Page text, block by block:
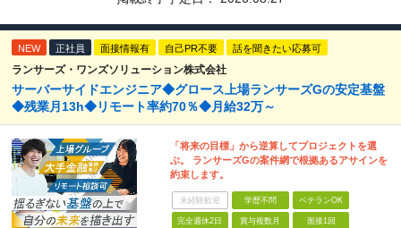
NEW 正社員 面接情報有 自己PR不要 話を聞きたい応募可
ランサーズ・ワンズソリューション株式会社
サーバーサイドエンジニア◆グロース上場ランサーズGの安定基盤
◆残業月13h◆リモート率約70％◆月給32万～
「将来の目標」から逆算してプロジェクトを選
ぶ。 ランサーズGの案件網で根拠あるアサインを
約束します。
未経験歓迎 学歴不問 ベテランOK
完全週休2日 賞与複数月 面接1回